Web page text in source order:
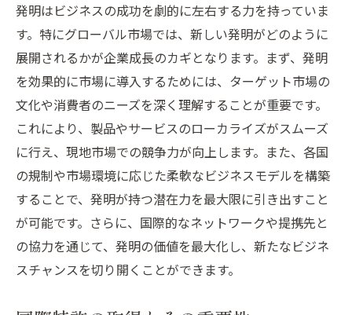
発明はビジネスの成功を劇的に左右する力を持っていま
す。特にグローバル市場では、新しい発明がどのように
展開されるかが企業成長のカギとなります。まず、発明
を効果的に市場に導入するためには、ターゲット市場の
文化や消費者のニーズを深く理解することが重要です。
これにより、製品やサービスのローカライズがスムーズ
に行え、現地市場での競争力が向上します。また、各国
の規制や市場環境に応じた柔軟なビジネスモデルを構築
することで、発明が持つ潜在力を最大限に引き出すこと
が可能です。さらに、国際的なネットワークや提携先と
の協力を通じて、発明の価値を最大化し、新たなビジネ
スチャンスを切り開くことができます。